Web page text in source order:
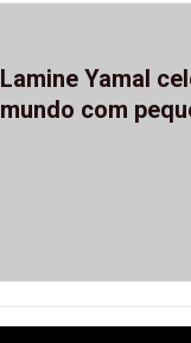
Lamine Yamal
mundo com